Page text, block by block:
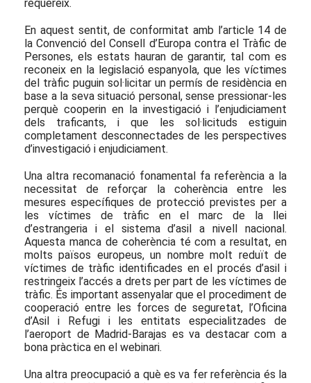
requereix.
En aquest sentit, de conformitat amb l’article 14 de
la Convenció del Consell d’Europa contra el Tràfic de
Persones, els estats hauran de garantir, tal com es
reconeix en la legislació espanyola, que les víctimes
del tràfic puguin sol·licitar un permís de residència en
base a la seva situació personal, sense pressionar-les
perquè cooperin en la investigació i l’enjudiciament
dels traficants, i que les sol·licituds estiguin
completament desconnectades de les perspectives
d’investigació i enjudiciament.
Una altra recomanació fonamental fa referència a la
necessitat de reforçar la coherència entre les
mesures específiques de protecció previstes per a
les víctimes de tràfic en el marc de la llei
d’estrangeria i el sistema d’asil a nivell nacional.
Aquesta manca de coherència té com a resultat, en
molts països europeus, un nombre molt reduït de
víctimes de tràfic identificades en el procés d’asil i
restringeix l’accés a drets per part de les víctimes de
tràfic. És important assenyalar que el procediment de
cooperació entre les forces de seguretat, l’Oficina
d’Asil i Refugi i les entitats especialitzades de
l’aeroport de Madrid-Barajas es va destacar com a
bona pràctica en el webinari.
Una altra preocupació a què es va fer referència és la